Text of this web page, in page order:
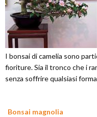
I bonsai di camelia sono
fioriture. Sia il tronco che i
senza soffrire qualsiasi
Bonsai magnolia